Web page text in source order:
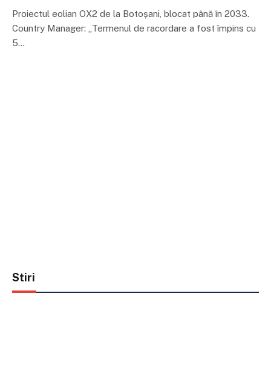
Proiectul eolian OX2 de la Botoșani, blocat până în 2033.
Country Manager: „Termenul de racordare a fost împins cu
5…
Stiri